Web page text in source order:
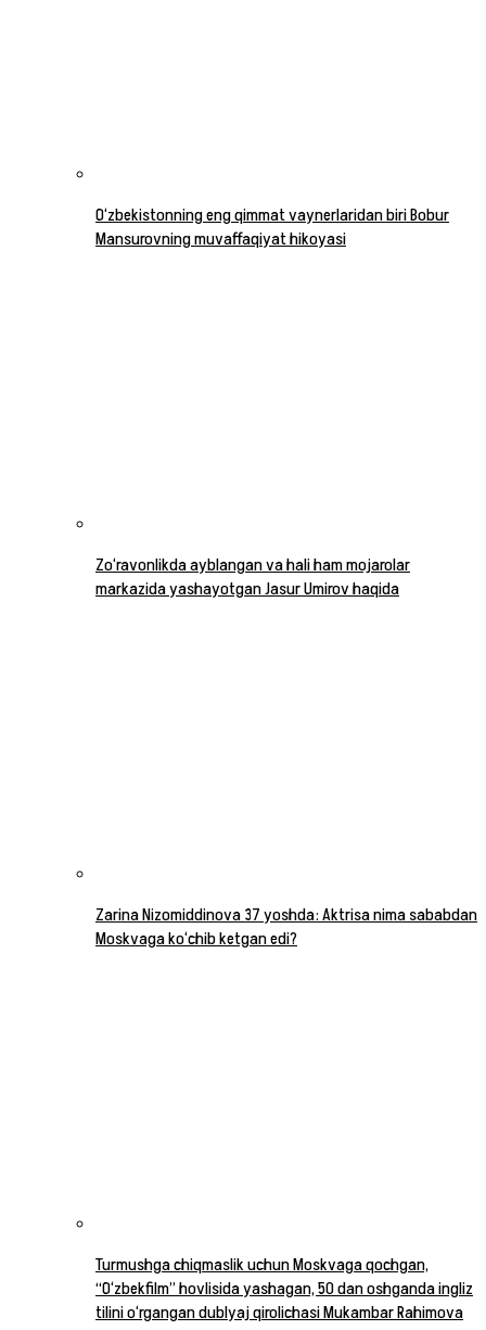
O‘zbekistonning eng qimmat vaynerlaridan biri Bobur
Mansurovning muvaffaqiyat hikoyasi
Zo‘ravonlikda ayblangan va hali ham mojarolar
markazida yashayotgan Jasur Umirov haqida
Zarina Nizomiddinova 37 yoshda: Aktrisa nima sababdan
Moskvaga ko‘chib ketgan edi?
Turmushga chiqmaslik uchun Moskvaga qochgan,
“O‘zbekfilm” hovlisida yashagan, 50 dan oshganda ingliz
tilini o‘rgangan dublyaj qirolichasi Mukambar Rahimova